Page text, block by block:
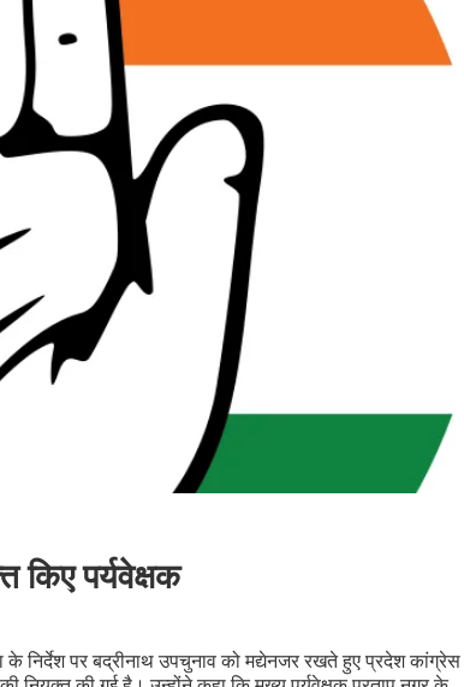
किए पर्यवेक्षक
निर्देश पर बद्रीनाथ उपचुनाव को मद्येनजर रखते हुए प्रदेश कांग्रेस